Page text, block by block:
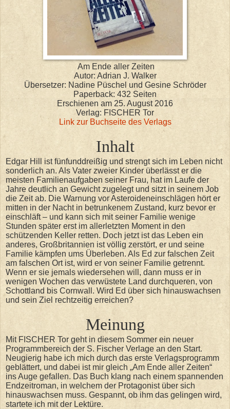
Am Ende aller Zeiten
Autor: Adrian J. Walker
Übersetzer: Nadine Püschel und Gesine Schröder
Paperback: 432 Seiten
Erschienen am 25. August 2016
Verlag: FISCHER Tor
Link zur Buchseite des Verlags
Inhalt
Edgar Hill ist fünfunddreißig und strengt sich im Leben nicht
sonderlich an. Als Vater zweier Kinder überlässt er die
meisten Familienaufgaben seiner Frau, hat im Laufe der
Jahre deutlich an Gewicht zugelegt und sitzt in seinem Job
die Zeit ab. Die Warnung vor Asteroideneinschlägen hört er
mitten in der Nacht in betrunkenem Zustand, kurz bevor er
einschläft – und kann sich mit seiner Familie wenige
Stunden später erst im allerletzten Moment in den
schützenden Keller retten. Doch jetzt ist das Leben ein
anderes, Großbritannien ist völlig zerstört, er und seine
Familie kämpfen ums Überleben. Als Ed zur falschen Zeit
am falschen Ort ist, wird er von seiner Familie getrennt.
Wenn er sie jemals wiedersehen will, dann muss er in
wenigen Wochen das verwüstete Land durchqueren, von
Schottland bis Cornwall. Wird Ed über sich hinauswachsen
und sein Ziel rechtzeitig erreichen?
Meinung
Mit FISCHER Tor geht in diesem Sommer ein neuer
Programmbereich der S. Fischer Verlage an den Start.
Neugierig habe ich mich durch das erste Verlagsprogramm
geblättert, und dabei ist mir gleich „Am Ende aller Zeiten“
ins Auge gefallen. Das Buch klang nach einem spannenden
Endzeitroman, in welchem der Protagonist über sich
hinauswachsen muss. Gespannt, ob ihm das gelingen wird,
startete ich mit der Lektüre.